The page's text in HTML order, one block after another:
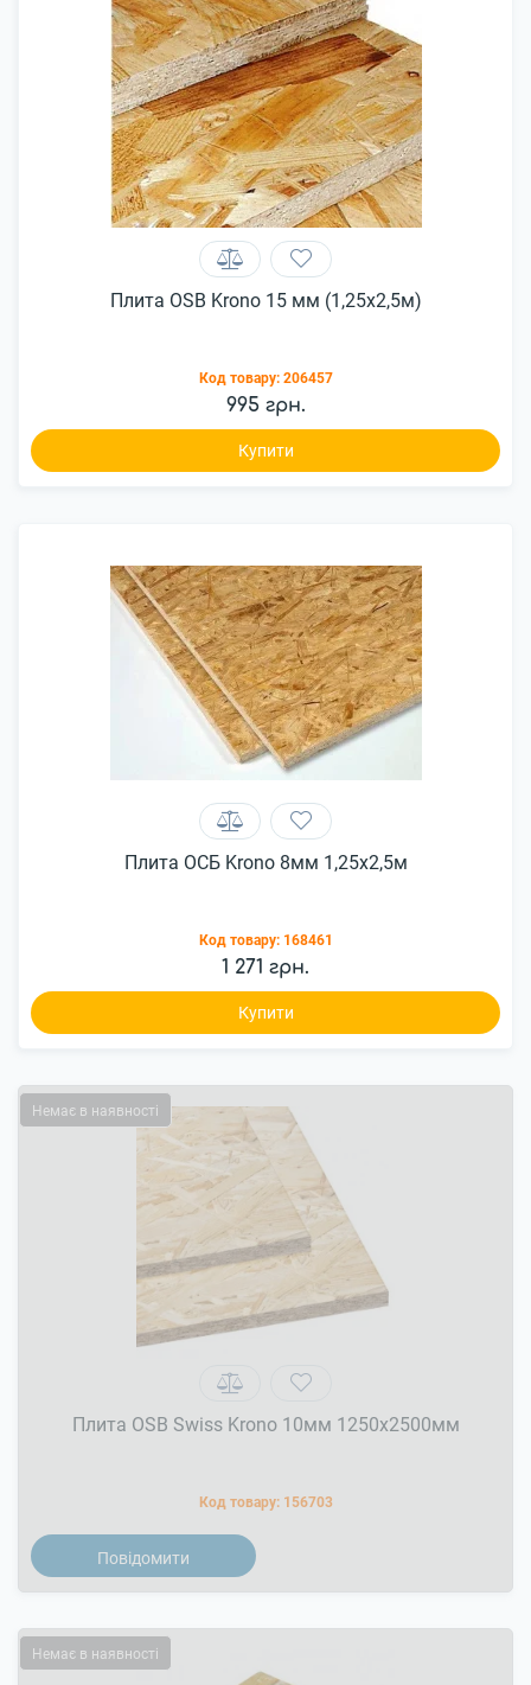
Плита OSB Krono 15 мм (1,25х2,5м)
Код товару: 206457
995 грн.
Купити
Плита ОСБ Krono 8мм 1,25x2,5м
Код товару: 168461
1 271 грн.
Купити
Немає в наявності
Плита OSB Swiss Krono 10мм 1250x2500мм
Код товару: 156703
Повідомити
Немає в наявності